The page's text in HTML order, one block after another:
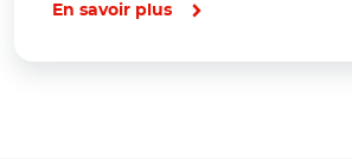
En savoir plus